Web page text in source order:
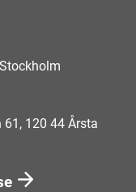
120 44 Årsta